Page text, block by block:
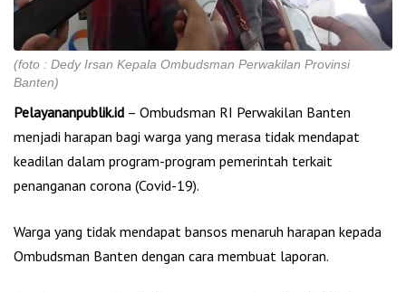
(foto : Dedy Irsan Kepala Ombudsman Perwakilan Provinsi
Banten)
Pelayananpublik.id – Ombudsman RI Perwakilan Banten
menjadi harapan bagi warga yang merasa tidak mendapat
keadilan dalam program-program pemerintah terkait
penanganan corona (Covid-19).
Warga yang tidak mendapat bansos menaruh harapan kepada
Ombudsman Banten dengan cara membuat laporan.